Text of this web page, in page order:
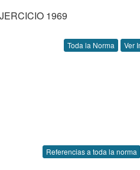
1969
Toda la Norma Ver
Referencias a toda la norma